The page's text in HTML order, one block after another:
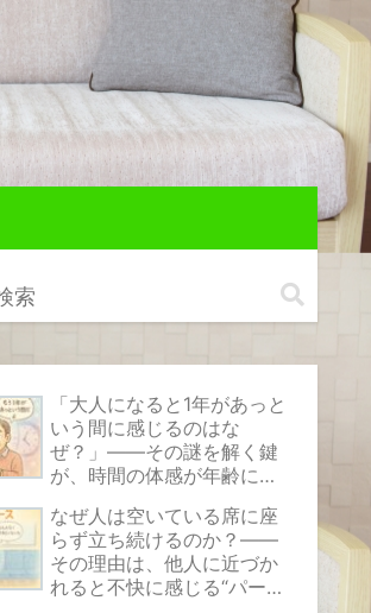
「大人になると1年があっと
いう間に感じるのはな
ぜ？」――その謎を解く鍵
が、時間の体感が年齢によ
ャネーの法則』です。
なぜ人は空いている席に座
らず立ち続けるのか？――
その理由は、他人に近づか
れると不快に感じる“パーソ